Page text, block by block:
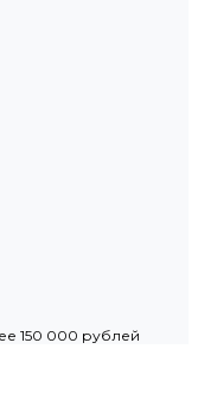
150 000 рублей